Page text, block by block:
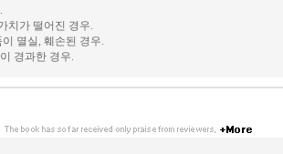
치가 떨어진 경우.
멸실, 훼손된 경우.
경과한 경우.